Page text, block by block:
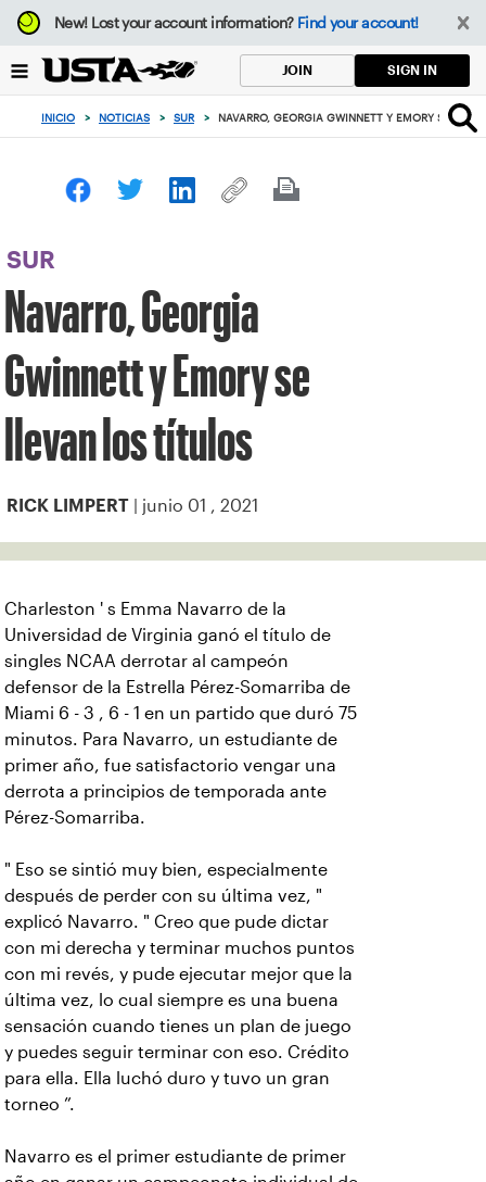
Enfoque
desde
botón
volver
principio
New!Lost your account information? Find your account!
JOIN SIGN IN
INICIO > NOTICIAS > SUR > NAVARRO, GEORGIA GWINNETT Y EMORY SE
SUR
Navarro, Georgia
Gwinnett y Emory se
llevan los títulos
RICK LIMPERT | junio 01 , 2021
Charleston ' s Emma Navarro de la
Universidad de Virginia ganó el título de
singles NCAA derrotar al campeón
defensor de la Estrella Pérez-Somarriba de
Miami 6 - 3 , 6 - 1 en un partido que duró 75
minutos. Para Navarro, un estudiante de
primer año, fue satisfactorio vengar una
derrota a principios de temporada ante
Pérez-Somarriba.
" Eso se sintió muy bien, especialmente
después de perder con su última vez, "
explicó Navarro. " Creo que pude dictar
con mi derecha y terminar muchos puntos
con mi revés, y pude ejecutar mejor que la
última vez, lo cual siempre es una buena
sensación cuando tienes un plan de juego
y puedes seguir terminar con eso. Crédito
para ella. Ella luchó duro y tuvo un gran
torneo ”.
Navarro es el primer estudiante de primer